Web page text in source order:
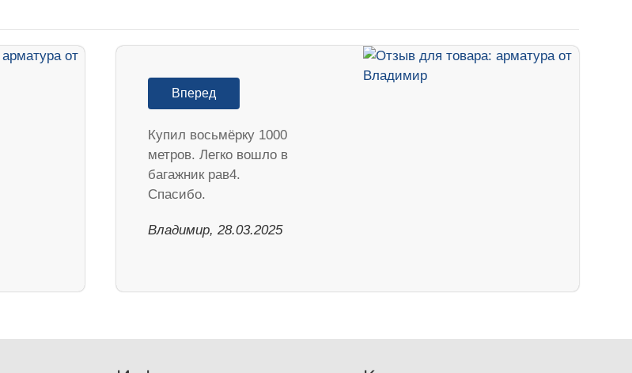
Вперед
Купил восьмёрку 1000
метров. Легко вошло в
багажник рав4.
Спасибо.
Владимир, 28.03.2025